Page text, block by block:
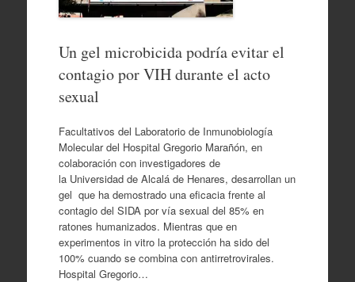
Un gel microbicida podría evitar el
contagio por VIH durante el acto
sexual
Facultativos del Laboratorio de Inmunobiología
Molecular del Hospital Gregorio Marañón, en
colaboración con investigadores de
la Universidad de Alcalá de Henares, desarrollan un
gel que ha demostrado una eficacia frente al
contagio del SIDA por vía sexual del 85% en
ratones humanizados. Mientras que en
experimentos in vitro la protección ha sido del
100% cuando se combina con antirretrovirales.
Hospital Gregorio…